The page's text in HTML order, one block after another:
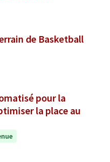
de Basketball
pour la
la place au